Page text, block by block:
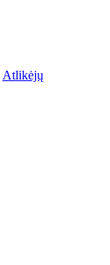
Atlikėjų